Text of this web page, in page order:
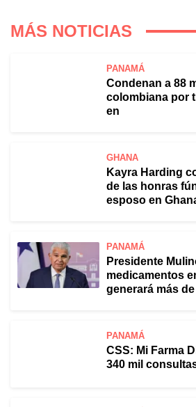
MÁS NOTICIAS
PANAMÁ
Condenan a 88
colombiana por
en
GHANA
Kayra Harding
de las honras
esposo en
PANAMÁ
Presidente
medicamentos
generará más
PANAMÁ
CSS: Mi Farma
340 mil